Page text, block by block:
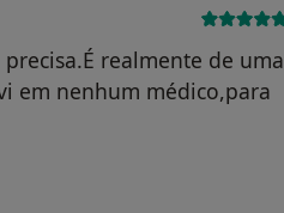
realmente de uma
em nenhum médico,para